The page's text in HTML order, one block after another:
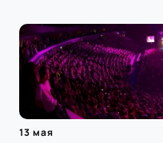
13 мая